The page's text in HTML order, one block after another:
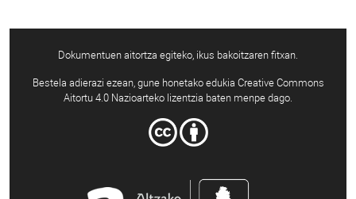
Dokumentuen aitortza egiteko, ikus bakoitzaren fitxan.
Bestela adierazi ezean, gune honetako edukia Creative Commons
Aitortu 4.0 Nazioarteko lizentzia baten menpe dago.